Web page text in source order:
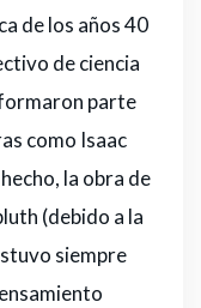
de los años 40
de ciencia
parte
como Isaac
la obra de
(debido a la
siempre